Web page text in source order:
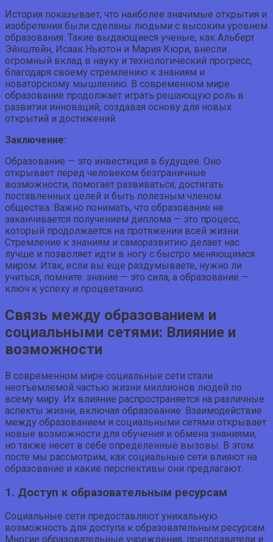
История показывает, что наиболее значимые открытия и
изобретения были сделаны людьми с высоким уровнем
образования. Такие выдающиеся ученые, как Альберт
Эйнштейн, Исаак Ньютон и Мария Кюри, внесли
огромный вклад в науку и технологический прогресс,
благодаря своему стремлению к знаниям и
новаторскому мышлению. В современном мире
образование продолжает играть решающую роль в
развитии инноваций, создавая основу для новых
открытий и достижений.
Заключение:
Образование — это инвестиция в будущее. Оно
открывает перед человеком безграничные
возможности, помогает развиваться, достигать
поставленных целей и быть полезным членом
общества. Важно понимать, что образование не
заканчивается получением диплома — это процесс,
который продолжается на протяжении всей жизни.
Стремление к знаниям и саморазвитию делает нас
лучше и позволяет идти в ногу с быстро меняющимся
миром. Итак, если вы еще раздумываете, нужно ли
учиться, помните: знание — это сила, а образование —
ключ к успеху и процветанию.
Связь между образованием и
социальными сетями: Влияние и
возможности
В современном мире социальные сети стали
неотъемлемой частью жизни миллионов людей по
всему миру. Их влияние распространяется на различные
аспекты жизни, включая образование. Взаимодействие
между образованием и социальными сетями открывает
новые возможности для обучения и обмена знаниями,
но также несет в себе определенные вызовы. В этом
посте мы рассмотрим, как социальные сети влияют на
образование и какие перспективы они предлагают.
1. Доступ к образовательным ресурсам
Социальные сети предоставляют уникальную
возможность для доступа к образовательным ресурсам.
Многие образовательные учреждения, преподаватели и